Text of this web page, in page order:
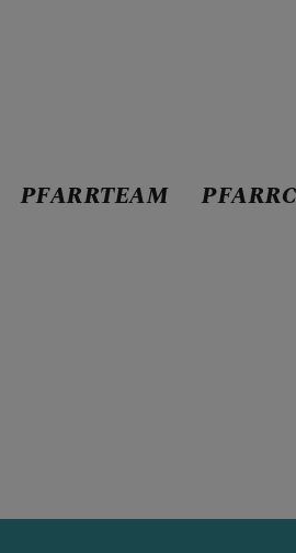
PFARRTEAM